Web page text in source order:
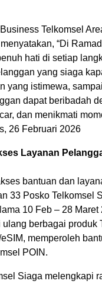
Telkomsel
“Di
hati di setiap
yang siaga
yang istimewa,
dapat beribadah
dan menikmati
26 Februari 2026
Layanan
bantuan dan
33 Posko Telkomsel
10 Feb – 28
berbagai produk
memperoleh
POIN.
Siaga melengkapi